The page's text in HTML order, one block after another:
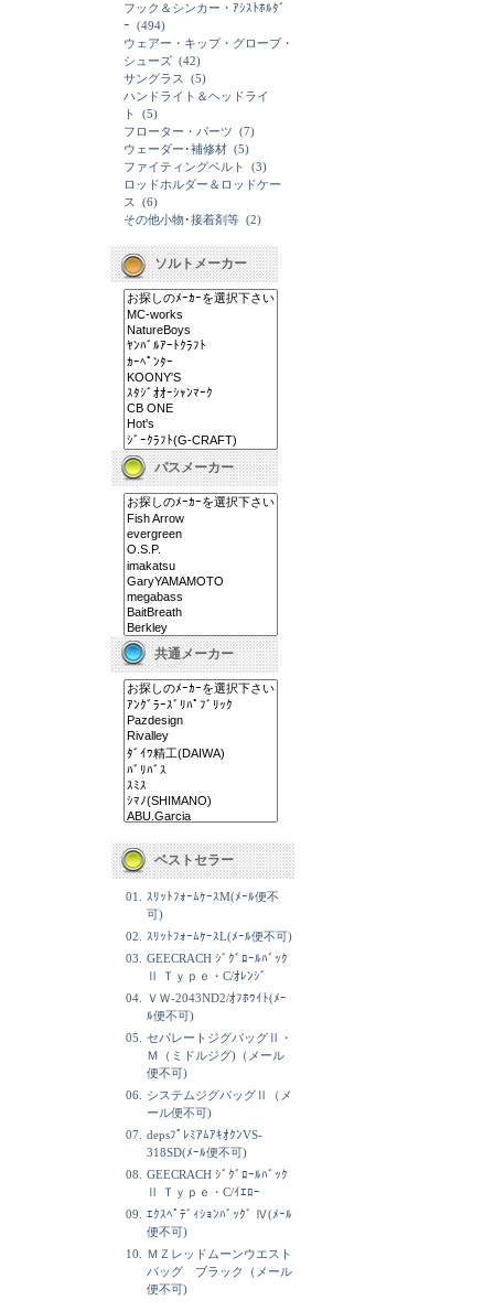
フック＆シンカー・ｱｼｽﾄﾎﾙﾀﾞ
ｰ (494)
ウェアー・キップ・グローブ・
シューズ (42)
サングラス
(5)
ハンドライト＆ヘッドライ
ト
(5)
フローター・パーツ (7)
ウェーダー･補修材 (5)
ファイティングベルト
(3)
ロッドホルダー＆ロッドケー
ス
(6)
その他小物･接着剤等 (2)
ソルトメーカー
バスメーカー
共通メーカー
ベストセラー
01.
ｽﾘｯﾄﾌｫｰﾑｹｰｽM(ﾒｰﾙ便不
可)
02.
ｽﾘｯﾄﾌｫｰﾑｹｰｽL(ﾒｰﾙ便不可)
03.
GEECRACH ｼﾞｸﾞﾛｰﾙﾊﾞｯｸ
Ⅱ Ｔｙｐｅ・C/ｵﾚﾝｼﾞ
04.
ＶＷ-2043ND2/ｵﾌﾎﾜｲﾄ(ﾒｰ
ﾙ便不可)
05.
セパレートジグバッグⅡ・
Ｍ（ミドルジグ)（メール
便不可)
06.
システムジグバッグⅡ（メ
ール便不可)
07. depsﾌﾟﾚﾐｱﾑｱｷｵｸﾝVS-
318SD(ﾒｰﾙ便不可)
08.
GEECRACH ｼﾞｸﾞﾛｰﾙﾊﾞｯｸ
Ⅱ Ｔｙｐｅ・C/ｲｴﾛｰ
09.
ｴｸｽﾍﾟﾃﾞｨｼｮﾝﾊﾞｯｸﾞ Ⅳ(ﾒｰﾙ
便不可)
10.
ＭＺレッドムーンウエスト
バッグ ブラック（メール
便不可)